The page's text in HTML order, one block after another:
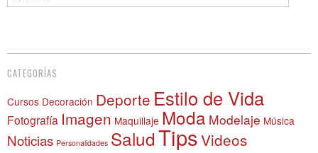
CATEGORÍAS
Cursos Decoración Deporte Estilo de Vida
Fotografía Imagen Maquillaje Moda Modelaje Música
Noticias Personalidades SaludTipsVideos